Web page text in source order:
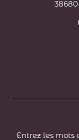
Entrez les mots